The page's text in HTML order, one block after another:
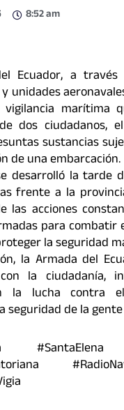
8:52 am
Ecuador, a través
unidades
vigilancia marítima
dos ciudadanos,
sustancias
de una embarcación.
desarrolló la tarde
frente a la
las acciones
para
la seguridad
la Armada del
la ciudadanía,
la lucha contra
seguridad de la
#SantaElena